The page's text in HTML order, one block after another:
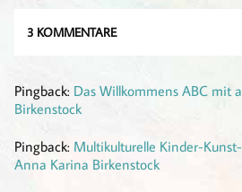
3 KOMMENTARE
Pingback: Das Willkommens ABC mit
Birkenstock
Pingback: Multikulturelle Kinder-
Anna Karina Birkenstock